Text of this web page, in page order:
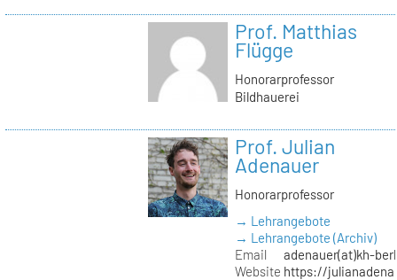
Prof. Matthias
Flügge
Honorarprofessor
Bildhauerei
Prof. Julian
Adenauer
Honorarprofessor
→ Lehrangebote
→ Lehrangebote (Archiv)
Email
adenauer(at)kh-
Website https://